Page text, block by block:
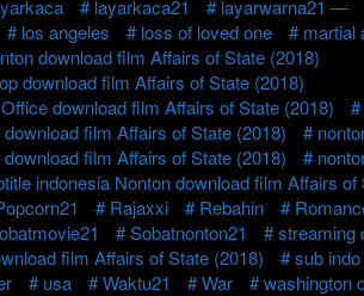
layarkaca21 layarwarna21 —
los angeles loss of loved one martial
download film Affairs of State (2018)
download film Affairs of State (2018)
download film Affairs of State (2018)
film Affairs of State (2018)
film Affairs of State (2018)
indonesia Nonton download film Affairs of
Rajaxxi Rebahin
Sobatnonton21
streaming
film Affairs of State (2018)
sub indo
usa Waktu21 War washington